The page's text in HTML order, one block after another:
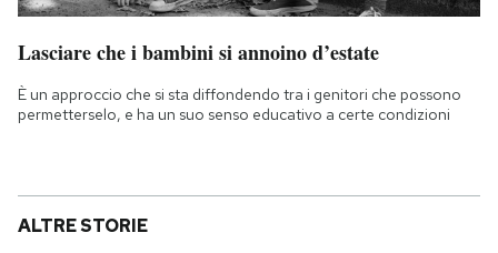
Lasciare che i bambini si annoino d’estate
È un approccio che si sta diffondendo tra i genitori che possono
permetterselo, e ha un suo senso educativo a certe condizioni
ALTRE STORIE